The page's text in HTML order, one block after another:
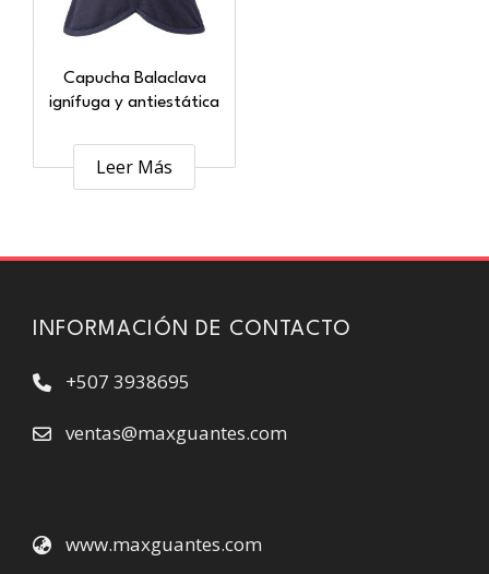
Capucha Balaclava
ignífuga y antiestática
Leer Más
INFORMACIÓN DE CONTACTO
+507 3938695
ventas@maxguantes.com
www.maxguantes.com